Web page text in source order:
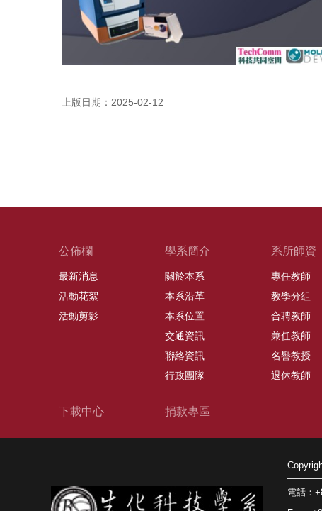
上版日期：2025-02-12
公佈欄
最新消息
活動花絮
活動剪影
學系簡介
關於本系
本系沿革
本系位置
交通資訊
聯絡資訊
行政團隊
系所師資
專任教師
教學分組
合聘教師
兼任教師
名譽教授
退休教師
下載中心 捐款專區
電話：